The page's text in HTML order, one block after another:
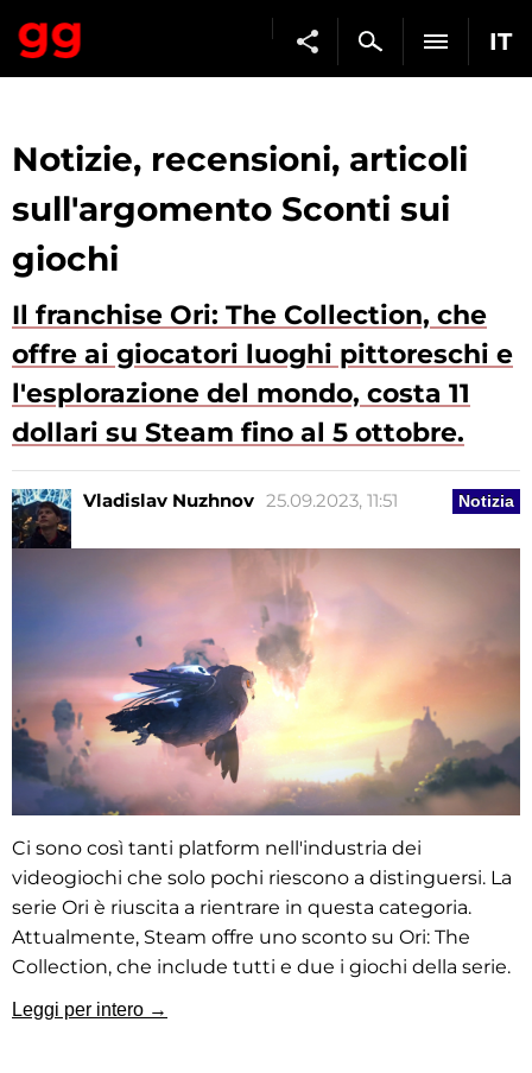
IT
Notizie, recensioni, articoli
sull'argomento Sconti sui
giochi
Il franchise Ori: The Collection, che
offre ai giocatori luoghi pittoreschi e
l'esplorazione del mondo, costa 11
dollari su Steam fino al 5 ottobre.
Notizia
Vladislav Nuzhnov 25.09.2023, 11:51
Ci sono così tanti platform nell'industria dei
videogiochi che solo pochi riescono a distinguersi. La
serie Ori è riuscita a rientrare in questa categoria.
Attualmente, Steam offre uno sconto su Ori: The
Collection, che include tutti e due i giochi della serie.
Leggi per intero →